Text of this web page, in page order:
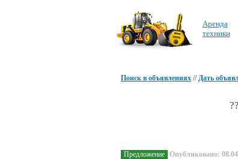
Аренда
техники
Поиск в объявлениях //Дать
Предложение Опубликовано: